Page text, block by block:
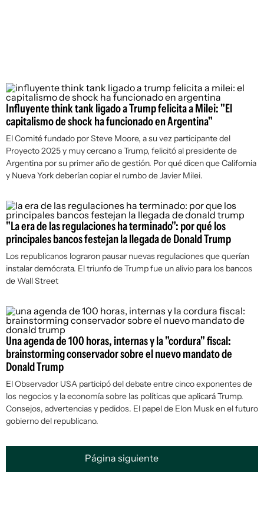
Influyente think tank ligado a Trump felicita a Milei: "El
capitalismo de shock ha funcionado en Argentina"
El Comité fundado por Steve Moore, a su vez participante del
Proyecto 2025 y muy cercano a Trump, felicitó al presidente de
Argentina por su primer año de gestión. Por qué dicen que California
y Nueva York deberían copiar el rumbo de Javier Milei.
"La era de las regulaciones ha terminado": por qué los
principales bancos festejan la llegada de Donald Trump
Los republicanos lograron pausar nuevas regulaciones que querían
instalar demócrata. El triunfo de Trump fue un alivio para los bancos
de Wall Street
Una agenda de 100 horas, internas y la "cordura" fiscal:
brainstorming conservador sobre el nuevo mandato de
Donald Trump
El Observador USA participó del debate entre cinco exponentes de
los negocios y la economía sobre las políticas que aplicará Trump.
Consejos, advertencias y pedidos. El papel de Elon Musk en el futuro
gobierno del republicano.
Página siguiente